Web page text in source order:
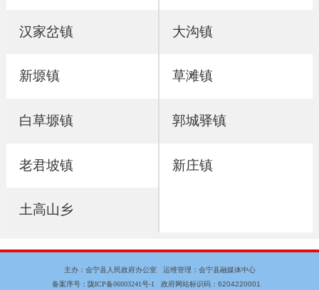
汉家岔镇 大沟镇
新塬镇 草滩镇
白草塬镇 郭城驿镇
老君坡镇 新庄镇
土高山乡
主办：会宁县人民政府办公室 运维管理：会宁县融媒体中心
备案序号： 陇ICP备06003241号-1 政府网站标识码：6204220001